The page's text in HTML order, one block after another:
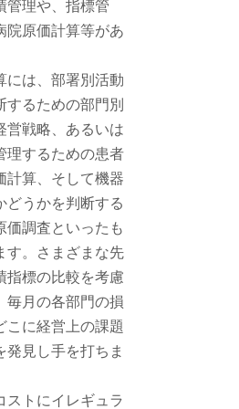
管理や、指標管
院原価計算等があ
には、部署別活動
するための部門別
営戦略、あるいは
理するための患者
計算、そして機器
どうかを判断する
価調査といったも
す。さまざまな先
指標の比較を考慮
毎月の各部門の損
こに経営上の課題
発見し手を打ちま
ストにイレギュラ